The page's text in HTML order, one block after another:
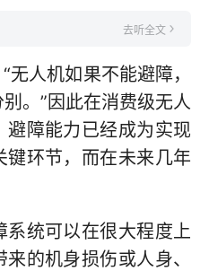
去听全文
无人机如果不能避障，
。”因此在消费级无人
障能力已经成为实现
键环节，而在未来几年
系统可以在很大程度上
的机身损伤或人身、